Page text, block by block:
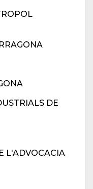
DE
L'ADVOCACIA